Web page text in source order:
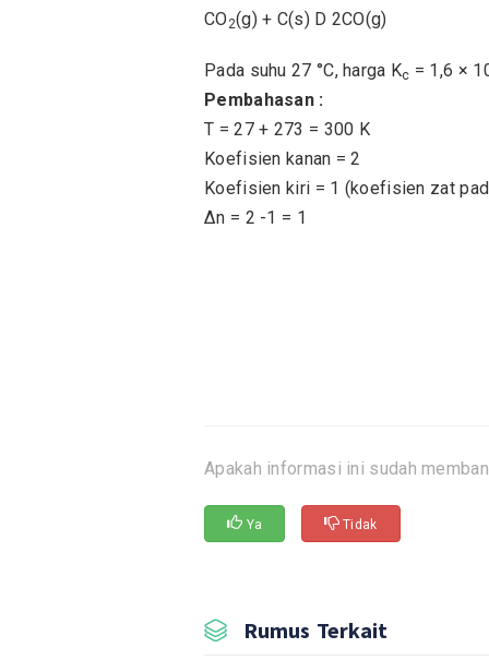
CO2(g) + C(s) D 2CO(g)
Pada suhu 27 °C, harga Kc = 1,6 ×
Pembahasan :
T = 27 + 273 = 300 K
Koefisien kanan = 2
Koefisien kiri = 1 (koefisien zat
Δn = 2 -1 = 1
Apakah informasi ini sudah
Ya Tidak
Rumus Terkait